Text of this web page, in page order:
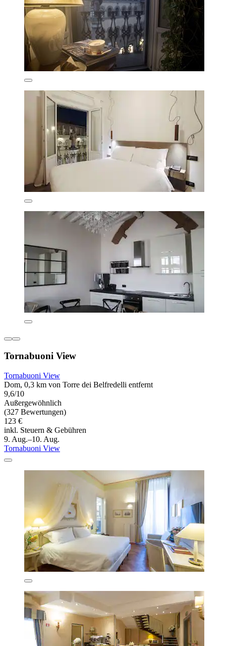
Tornabuoni View
Tornabuoni View
Dom, 0,3 km von Torre dei Belfredelli entfernt
9,6/10
Außergewöhnlich
(327 Bewertungen)
123 €
inkl. Steuern & Gebühren
9. Aug.–10. Aug.
Tornabuoni View